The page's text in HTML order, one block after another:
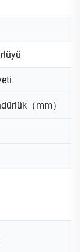
（mm）